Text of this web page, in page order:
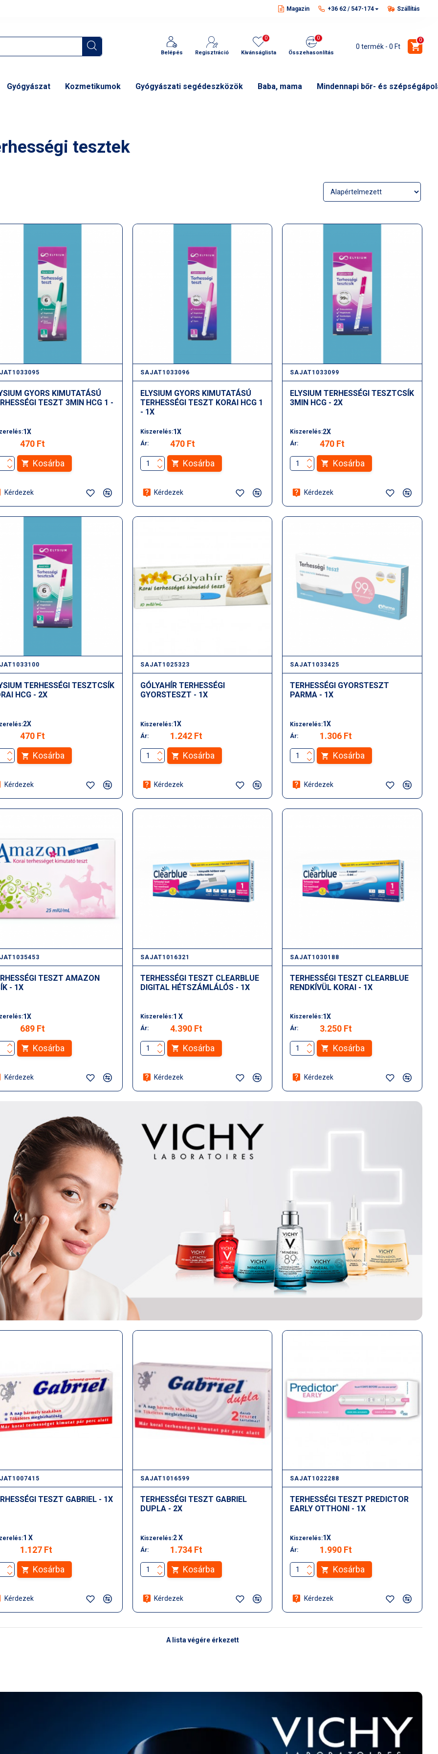
Magazin +36 62 / 547-174 Szállítás
Belépés Regisztráció Kívánságlista
0
Összehasonlítás
0
0 termék - 0 Ft
0
Gyógyászat Kozmetikumok Gyógyászati segédeszközök Baba, mama Mindennapi bőr- és
tesztek
GYORS KIMUTATÁSÚ
TESZT 3MIN HCG 1 -
1X
470 Ft
Kosárba
Kérdezek
SAJAT1033096
ELYSIUM GYORS KIMUTATÁSÚ
TERHESSÉGI TESZT KORAI HCG 1
- 1X
Kiszerelés:1X
Ár:
470 Ft
Kosárba
Kérdezek
SAJAT1033099
ELYSIUM TERHESSÉGI TESZTCSÍK
3MIN HCG - 2X
Kiszerelés:2X
Ár:
470 Ft
Kosárba
Kérdezek
TERHESSÉGI TESZTCSÍK
HCG - 2X
2X
470 Ft
Kosárba
Kérdezek
SAJAT1025323
GÓLYAHÍR TERHESSÉGI
GYORSTESZT - 1X
Kiszerelés:1X
Ár:
1.242 Ft
Kosárba
Kérdezek
SAJAT1033425
TERHESSÉGI GYORSTESZT
PARMA - 1X
Kiszerelés:1X
Ár:
1.306 Ft
Kosárba
Kérdezek
TESZT AMAZON
- 1X
1X
689 Ft
Kosárba
Kérdezek
SAJAT1016321
TERHESSÉGI TESZT CLEARBLUE
DIGITAL HÉTSZÁMLÁLÓS - 1X
Kiszerelés:1 X
Ár:
4.390 Ft
Kosárba
Kérdezek
SAJAT1030188
TERHESSÉGI TESZT CLEARBLUE
RENDKÍVÜL KORAI - 1X
Kiszerelés:1X
Ár:
3.250 Ft
Kosárba
Kérdezek
TESZT GABRIEL - 1X
1 X
1.127 Ft
Kosárba
Kérdezek
SAJAT1016599
TERHESSÉGI TESZT GABRIEL
DUPLA - 2X
Kiszerelés:2 X
Ár:
1.734 Ft
Kosárba
Kérdezek
SAJAT1022288
TERHESSÉGI TESZT PREDICTOR
EARLY OTTHONI - 1X
Kiszerelés:1X
Ár:
1.990 Ft
Kosárba
Kérdezek
A lista végére érkezett